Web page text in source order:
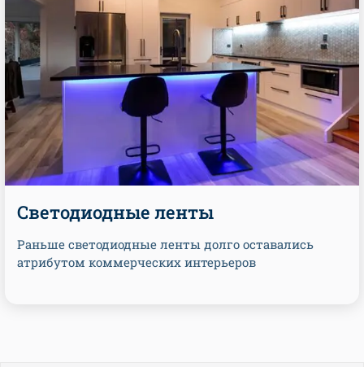
Светодиодные ленты
Раньше светодиодные ленты долго оставались
атрибутом коммерческих интерьеров